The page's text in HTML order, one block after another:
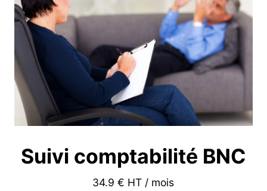
Suivi comptabilité BNC
34.9 € HT / mois